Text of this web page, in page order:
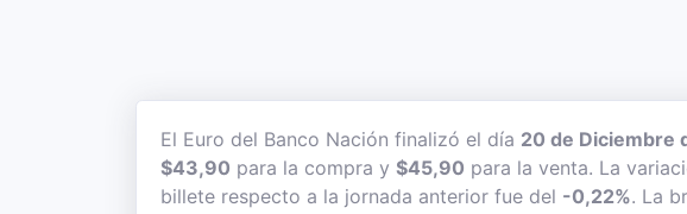
El Euro del Banco Nación finalizó el día 20 de Diciembre
$43,90 para la compra y $45,90 para la venta. La
billete respecto a la jornada anterior fue del -0,22%. La